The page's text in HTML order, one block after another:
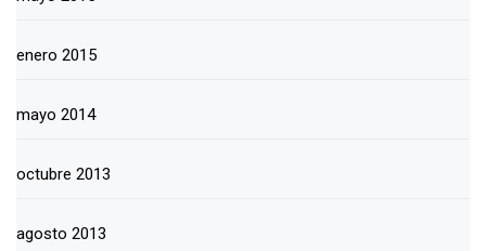
enero 2015
mayo 2014
octubre 2013
agosto 2013